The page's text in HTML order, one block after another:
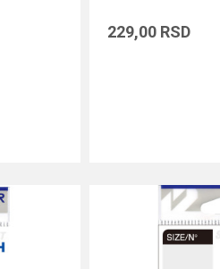
229,00 RSD